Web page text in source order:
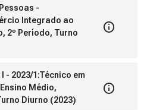
-
Integrado ao
2º Período, Turno
- 2023/1:Técnico em
Médio,
Diurno (2023)